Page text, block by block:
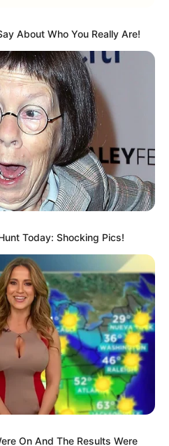
Lucu
Bikin
About Who You Really Are!
Today: Shocking Pics!
On And The Results Were